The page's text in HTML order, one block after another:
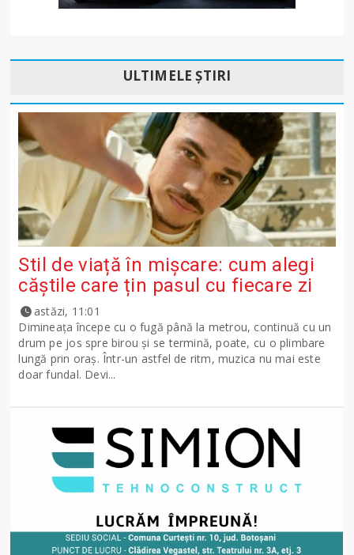
ULTIMELE ȘTIRI
Stil de viață în mișcare: cum alegi
căștile care țin pasul cu fiecare zi
astăzi, 11:01
Dimineața începe cu o fugă până la metrou, continuă cu un
drum pe jos spre birou și se termină, poate, cu o plimbare
lungă prin oraș. Într-un astfel de ritm, muzica nu mai este
doar fundal. Devi...